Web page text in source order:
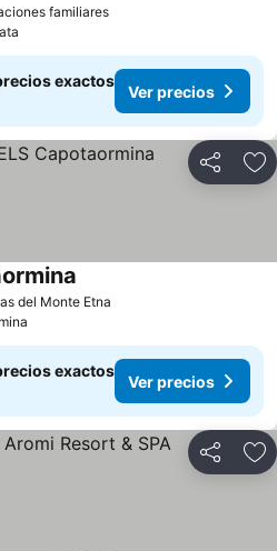
familiaresVer precios
exactos
Ver precios
Compartir
del Monte Etna
exactos
Ver precios
Compartir